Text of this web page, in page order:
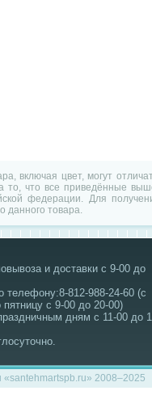
включая цвет, могут
что все приведённые
федерации. Для
данного товара.
и доставки с 9-00 до
телефону:8-812-988-24-60 (с
пятницу с 9-00 до 20-00)
дням с 11-00 до
2008–2025